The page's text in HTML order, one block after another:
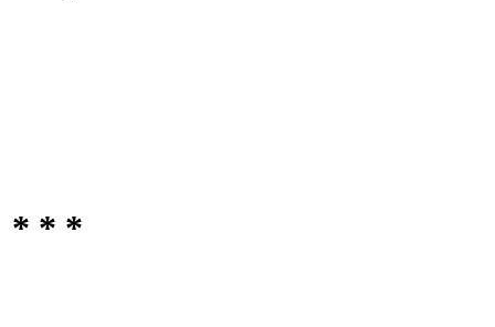
* * *